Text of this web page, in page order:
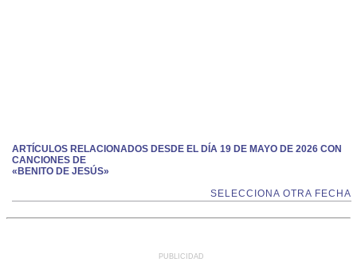
ARTÍCULOS RELACIONADOS DESDE EL DÍA 19 DE MAYO DE 2026 CON
CANCIONES DE
«BENITO DE JESÚS»
SELECCIONA OTRA FECHA
PUBLICIDAD